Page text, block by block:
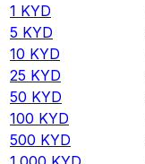
1 KYD
5 KYD
10 KYD
25 KYD
50 KYD
100 KYD
500 KYD